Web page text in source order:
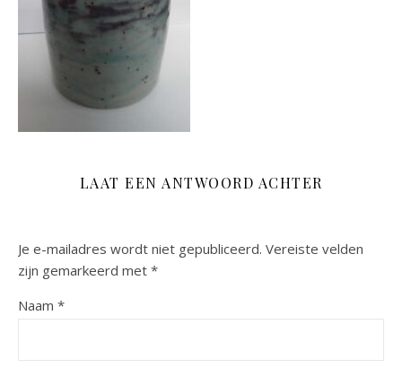
LAAT EEN ANTWOORD ACHTER
Je e-mailadres wordt niet gepubliceerd. Vereiste velden
zijn gemarkeerd met *
Naam *